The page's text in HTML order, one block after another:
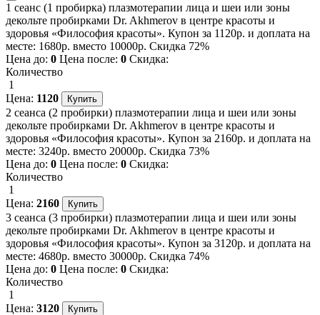
1 сеанс (1 пробирка) плазмотерапии лица и шеи или зоны
декольте пробирками Dr. Akhmerov в центре красоты и
здоровья «Философия красоты». Купон за 1120р. и доплата на
месте: 1680р. вместо 10000р. Скидка 72%
Цена до: 0 Цена после: 0 Скидка:
Количество
1
Цена: 1120
2 сеанса (2 пробирки) плазмотерапии лица и шеи или зоны
декольте пробирками Dr. Akhmerov в центре красоты и
здоровья «Философия красоты». Купон за 2160р. и доплата на
месте: 3240р. вместо 20000р. Скидка 73%
Цена до: 0 Цена после: 0 Скидка:
Количество
1
Цена: 2160
3 сеанса (3 пробирки) плазмотерапии лица и шеи или зоны
декольте пробирками Dr. Akhmerov в центре красоты и
здоровья «Философия красоты». Купон за 3120р. и доплата на
месте: 4680р. вместо 30000р. Скидка 74%
Цена до: 0 Цена после: 0 Скидка:
Количество
1
Цена: 3120